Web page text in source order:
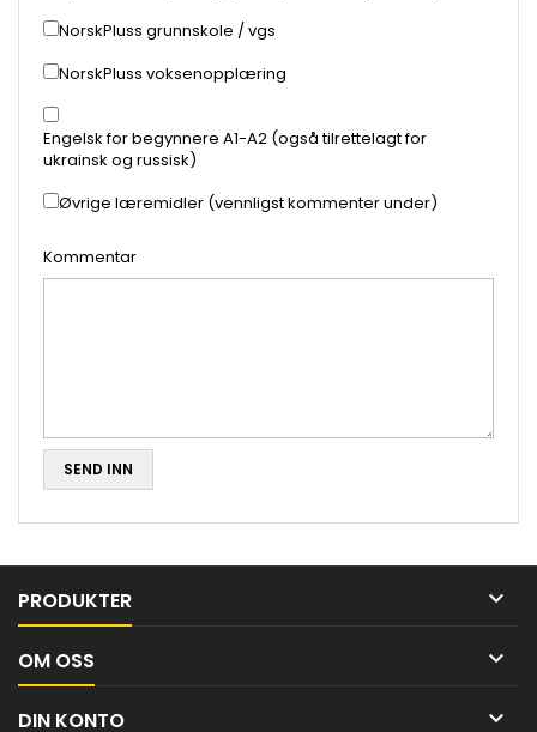
NorskPluss grunnskole / vgs
NorskPluss voksenopplæring
Engelsk for begynnere A1-A2 (også tilrettelagt for
ukrainsk og russisk)
Øvrige læremidler (vennligst kommenter under)
Kommentar
SEND INN
PRODUKTER 
OM OSS 
DIN KONTO 